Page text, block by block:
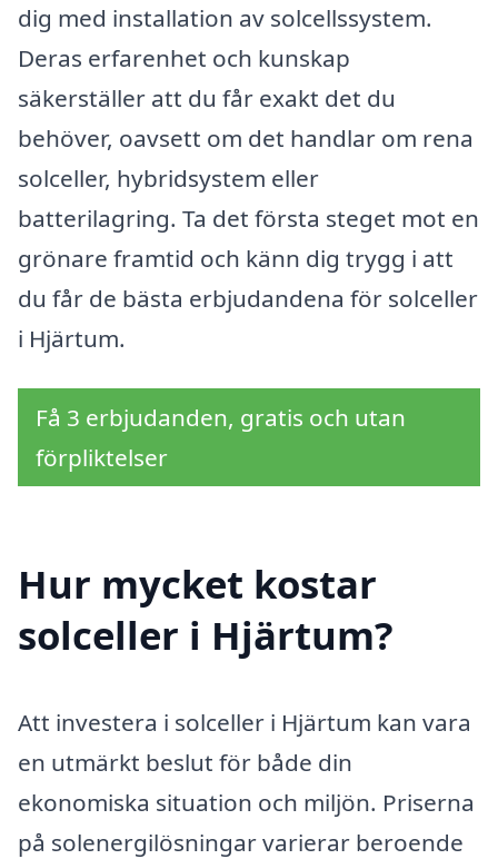
dig med installation av solcellssystem.
Deras erfarenhet och kunskap
säkerställer att du får exakt det du
behöver, oavsett om det handlar om rena
solceller, hybridsystem eller
batterilagring. Ta det första steget mot en
grönare framtid och känn dig trygg i att
du får de bästa erbjudandena för solceller
i Hjärtum.
Få 3 erbjudanden, gratis och utan
förpliktelser
Hur mycket kostar
solceller i Hjärtum?
Att investera i solceller i Hjärtum kan vara
en utmärkt beslut för både din
ekonomiska situation och miljön. Priserna
på solenergilösningar varierar beroende